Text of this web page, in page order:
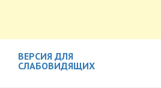
ВЕРСИЯ ДЛЯ
СЛАБОВИДЯЩИХ